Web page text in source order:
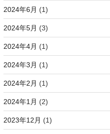
2024年6月 (1)
2024年5月 (3)
2024年4月 (1)
2024年3月 (1)
2024年2月 (1)
2024年1月 (2)
2023年12月 (1)